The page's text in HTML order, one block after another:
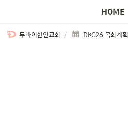
HOME
두바이한인교회 / DKC26 목회계획